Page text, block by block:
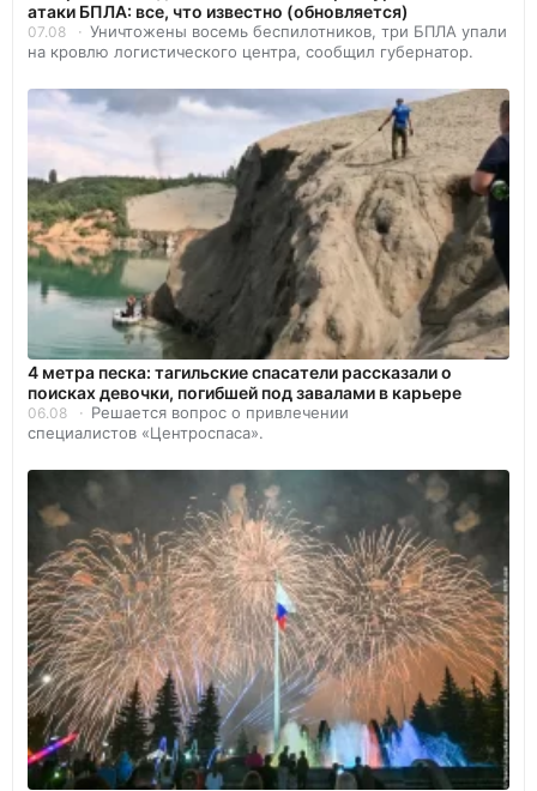
атаки БПЛА: все, что известно (обновляется)
07.08
Уничтожены восемь беспилотников, три БПЛА упали
на кровлю логистического центра, сообщил губернатор.
4 метра песка: тагильские спасатели рассказали о
поисках девочки, погибшей под завалами в карьере
06.08
Решается вопрос о привлечении
специалистов «Центроспаса».